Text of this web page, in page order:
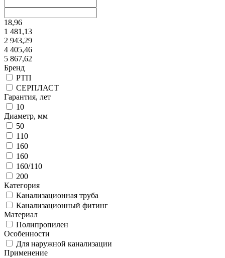
18,96
1 481,13
2 943,29
4 405,46
5 867,62
Бренд
РТП
СЕРПЛАСТ
Гарантия, лет
10
Диаметр, мм
50
110
160
160
160/110
200
Категория
Канализационная труба
Канализационный фитинг
Материал
Полипропилен
Особенности
Для наружной канализации
Применение